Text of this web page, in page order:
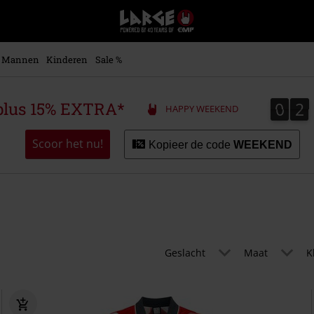
Large
–
Muziek-,
+
kleding
Mannen Kinderen Sale %
15% EXTRA* HAPPY WEEKEND 0
0 2
2
Scoor het nu! Kopieer de code WEEKEND
Geslacht Maat